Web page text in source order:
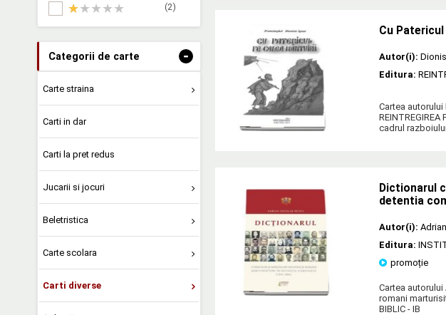
(2)
Categorii de carte -
Carte straina
Carti in dar
Carti la pret redus
Jucarii si jocuri
Beletristica
Carte scolara
Carti diverse
Cu
Autor(i):
Editura:
Cartea
cadrul
Dictionarul
detentia
Autor(i):
Editura:
promoție
Cartea
romani
BIBLIC - IB